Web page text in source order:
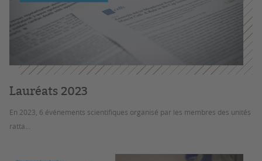
Lauréats 2023
En 2023, 6 événements scientifiques organisé par les membres des unités
ratta...